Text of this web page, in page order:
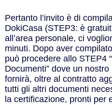
Pertanto l’invito è di
DokiCasa (STEP3: è
all’area personale, ci
minuti. Dopo aver
può procedere allo STEP4
Documenti” dove un
fornirà, oltre al contratto
tutti gli altri documenti
la certificazione, pronti per